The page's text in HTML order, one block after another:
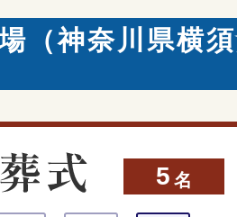
（神奈川県横
5 名